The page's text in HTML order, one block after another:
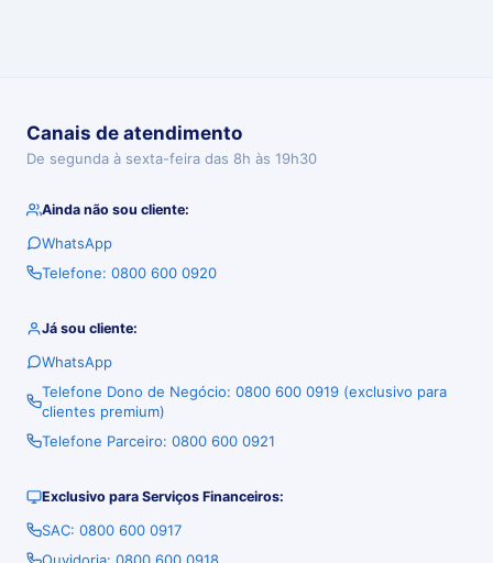
Canais de atendimento
De segunda à sexta-feira das 8h às 19h30
Ainda não sou cliente:
WhatsApp
Telefone: 0800 600 0920
Já sou cliente:
WhatsApp
Telefone Dono de Negócio: 0800 600 0919 (exclusivo para
clientes premium)
Telefone Parceiro: 0800 600 0921
Exclusivo para Serviços Financeiros:
SAC: 0800 600 0917